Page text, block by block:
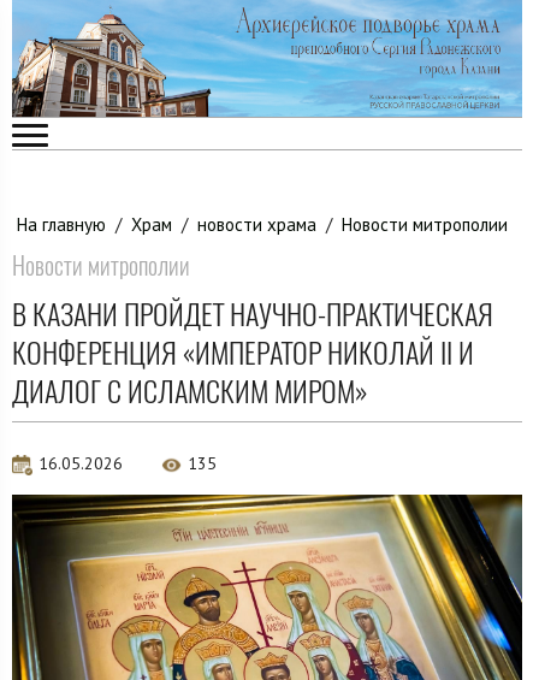
На главную / Храм / новости храма / Новости митрополии
Новости митрополии
В КАЗАНИ ПРОЙДЕТ НАУЧНО-ПРАКТИЧЕСКАЯ
КОНФЕРЕНЦИЯ «ИМПЕРАТОР НИКОЛАЙ II И
ДИАЛОГ С ИСЛАМСКИМ МИРОМ»
16.05.2026 135